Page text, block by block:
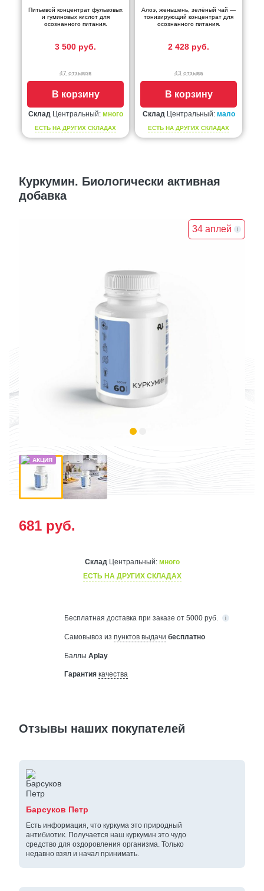
Питьевой концентрат фульвовых
и гуминовых кислот для
осознанного питания.
3 500 руб.
47 отзывов
В корзину
СкладЦентральный: много
ЕСТЬ НА ДРУГИХ СКЛАДАХ
Алоэ, женьшень, зелёный чай —
тонизирующий концентрат для
осознанного питания.
2 428 руб.
43 отзыва
В корзину
СкладЦентральный: мало
ЕСТЬ НА ДРУГИХ СКЛАДАХ
Куркумин. Биологически активная
добавка
34 аплей
681 руб.
СкладЦентральный: много
ЕСТЬ НА ДРУГИХ СКЛАДАХ
Бесплатная доставка при заказе от 5000 руб.
Самовывоз из пунктов выдачи бесплатно
Баллы Aplay
Гарантия качества
Отзывы наших покупателей
Барсуков Петр
Есть информация, что куркума это природный
антибиотик. Получается наш куркумин это чудо
средство для оздоровления организма. Только
недавно взял и начал принимать.